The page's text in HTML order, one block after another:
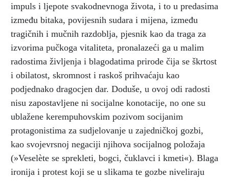
impuls i ljepote svakodnevnoga života, i to u predasima
između bitaka, povijesnih sudara i mijena, između
tragičnih i mučnih razdoblja, pjesnik kao da traga za
izvorima pučkoga vitaliteta, pronalazeći ga u malim
radostima življenja i blagodatima prirode čija se škrtost
i obilatost, skromnost i raskoš prihvaćaju kao
podjednako dragocjen dar. Doduše, u ovoj odi radosti
nisu zapostavljene ni socijalne konotacije, no one su
ublažene kerempuhovskim pozivom socijanim
protagonistima za sudjelovanje u zajedničkoj gozbi,
kao svojevrsnoj negaciji njihova socijalnog položaja
(»Veselète se sprekleti, bogci, čuklavci i kmeti«). Blaga
ironija i protest koji se u slikama te gozbe niveliraju